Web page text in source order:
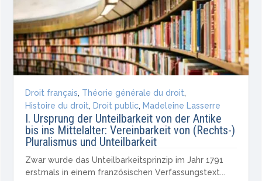
Droit français, Théorie générale du droit,
Histoire du droit, Droit public, Madeleine Lasserre
I. Ursprung der Unteilbarkeit von der Antike
bis ins Mittelalter: Vereinbarkeit von (Rechts-)
Pluralismus und Unteilbarkeit
Zwar wurde das Unteilbarkeitsprinzip im Jahr 1791
erstmals in einem französischen Verfassungstext...